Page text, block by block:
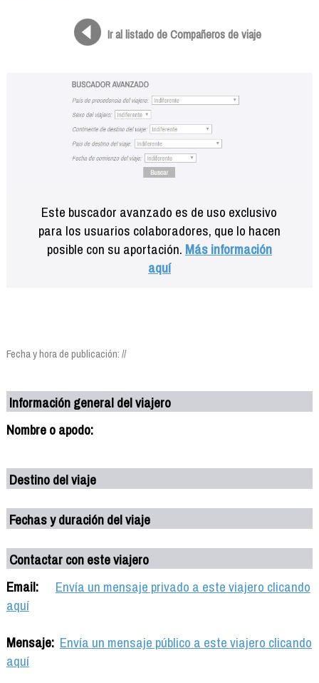
Ir al listado de Compañeros de viaje
Este buscador avanzado es de uso exclusivo
para los usuarios colaboradores, que lo hacen
posible con su aportación. Más información
aquí
Fecha y hora de publicación: //
Información general del viajero
Nombre o apodo:
Destino del viaje
Fechas y duración del viaje
Contactar con este viajero
Email:
Envía un mensaje privado a este viajero clicando
aquí
Mensaje: Envía un mensaje público a este viajero clicando
aquí